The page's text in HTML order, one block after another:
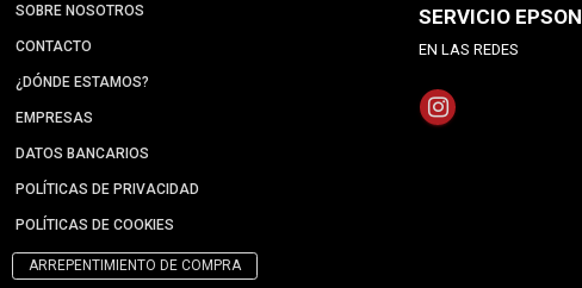
SOBRE NOSOTROS
CONTACTO
¿DÓNDE ESTAMOS?
EMPRESAS
DATOS BANCARIOS
POLÍTICAS DE PRIVACIDAD
POLÍTICAS DE COOKIES
ARREPENTIMIENTO DE COMPRA
SERVICIO EPSON
EN LAS REDES